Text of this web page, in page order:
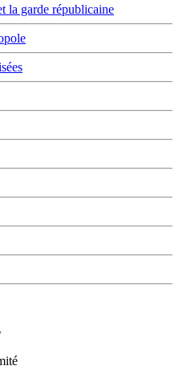
la garde républicaine